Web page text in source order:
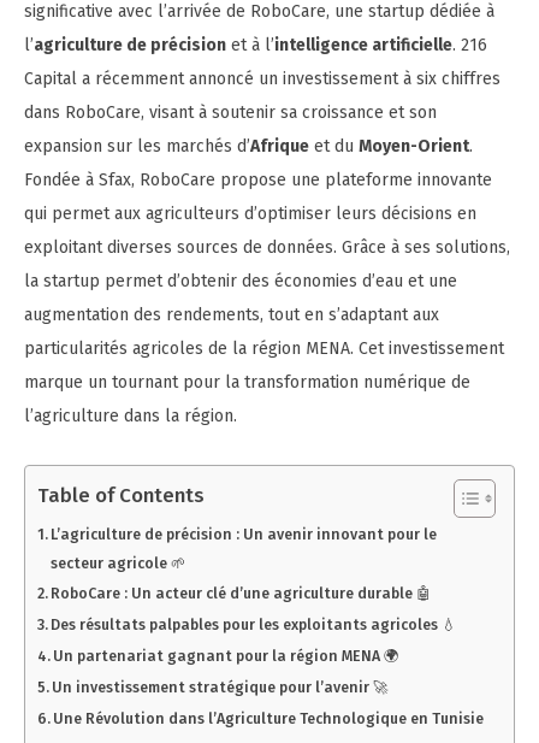
significative avec l’arrivée de RoboCare, une startup dédiée à
l’agriculture de précision et à l’intelligence artificielle. 216
Capital a récemment annoncé un investissement à six chiffres
dans RoboCare, visant à soutenir sa croissance et son
expansion sur les marchés d’Afrique et du Moyen-Orient.
Fondée à Sfax, RoboCare propose une plateforme innovante
qui permet aux agriculteurs d’optimiser leurs décisions en
exploitant diverses sources de données. Grâce à ses solutions,
la startup permet d’obtenir des économies d’eau et une
augmentation des rendements, tout en s’adaptant aux
particularités agricoles de la région MENA. Cet investissement
marque un tournant pour la transformation numérique de
l’agriculture dans la région.
Table of Contents
L’agriculture de précision : Un avenir innovant pour le
secteur agricole 🌱
RoboCare : Un acteur clé d’une agriculture durable 🤖
Des résultats palpables pour les exploitants agricoles 💧
Un partenariat gagnant pour la région MENA 🌍
Un investissement stratégique pour l’avenir 🚀
Une Révolution dans l’Agriculture Technologique en Tunisie